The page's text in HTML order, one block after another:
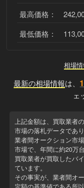
最高価格：
最低価格：
相場
最新の相場情報は、
ェ
上記金額は、買取業者
市場の落札データであり
業者間オークション市
市場で、年間に約20万
買取業者が買取したバ
ています。
その事実が、業者間オ
定額の基準値である所以